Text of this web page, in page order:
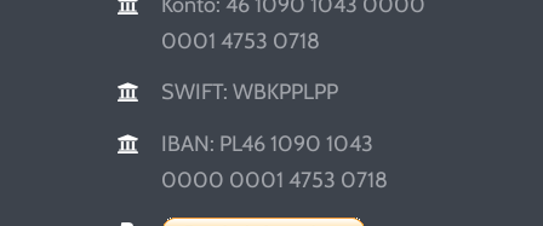
0001 4753 0718
SWIFT: WBKPPLPP
IBAN: PL46 1090 1043
0000 0001 4753 0718